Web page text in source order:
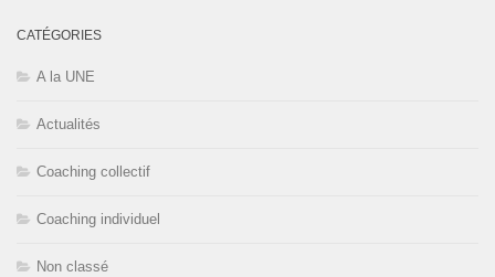
CATÉGORIES
A la UNE
Actualités
Coaching collectif
Coaching individuel
Non classé